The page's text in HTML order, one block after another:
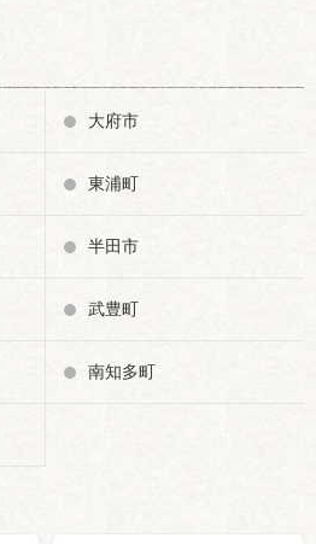
大府市
東浦町
半田市
武豊町
南知多町